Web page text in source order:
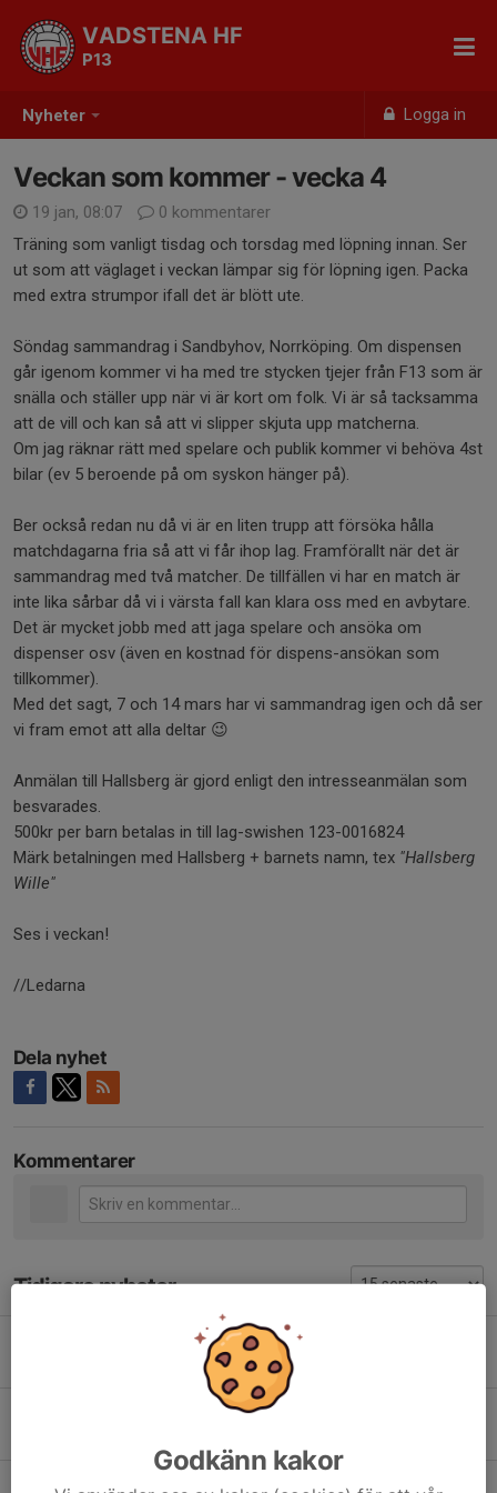
Nyheter Logga in
VADSTENA HF
P13
Veckan som kommer - vecka 4
19 jan, 08:07
0 kommentarer
Träning som vanligt tisdag och torsdag med löpning innan. Ser
ut som att väglaget i veckan lämpar sig för löpning igen. Packa
med extra strumpor ifall det är blött ute.
Söndag sammandrag i Sandbyhov, Norrköping. Om dispensen
går igenom kommer vi ha med tre stycken tjejer från F13 som är
snälla och ställer upp när vi är kort om folk. Vi är så tacksamma
att de vill och kan så att vi slipper skjuta upp matcherna.
Om jag räknar rätt med spelare och publik kommer vi behöva 4st
bilar (ev 5 beroende på om syskon hänger på).
Ber också redan nu då vi är en liten trupp att försöka hålla
matchdagarna fria så att vi får ihop lag. Framförallt när det är
sammandrag med två matcher. De tillfällen vi har en match är
inte lika sårbar då vi i värsta fall kan klara oss med en avbytare.
Det är mycket jobb med att jaga spelare och ansöka om
dispenser osv (även en kostnad för dispens-ansökan som
tillkommer).
Med det sagt, 7 och 14 mars har vi sammandrag igen och då ser
vi fram emot att alla deltar 😉
Anmälan till Hallsberg är gjord enligt den intresseanmälan som
besvarades.
500kr per barn betalas in till lag-swishen 123-0016824
Märk betalningen med Hallsberg + barnets namn, tex "Hallsberg
Wille"
Ses i veckan!
//Ledarna
Dela nyhet
Kommentarer
Tidigare nyheter
Spelschema och karta inför Hallsberg
0
Packlista och info inför Hallsberg
Järnvägen cup t-shirt
Godkänn kakor